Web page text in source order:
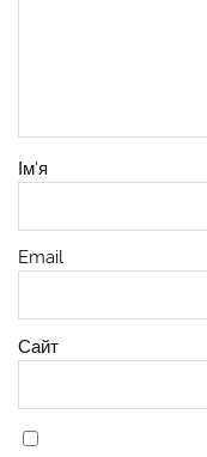
Ім'я
Email
Сайт